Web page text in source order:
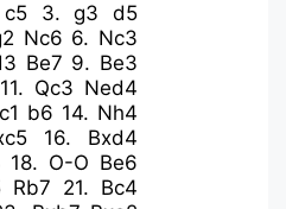
c5 3.g3
d5
Nc6 6. Nc3
Be7 9. Be3
11. Qc3 Ned4
b6 14. Nh4
16. Bxd4
18. O-O Be6
Rb7 21. Bc4